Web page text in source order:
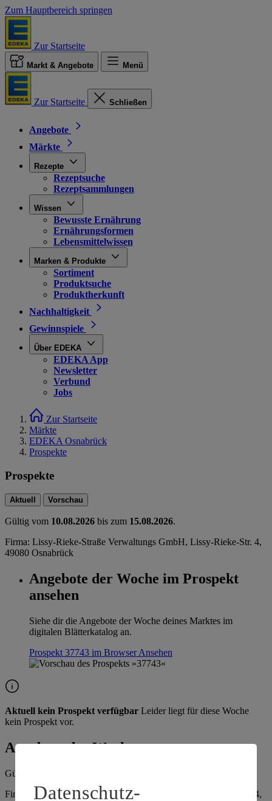
Zum Hauptbereich springen
Zur Startseite
Markt & Angebote Menü
Zur Startseite Schließen
Angebote
Märkte
Rezepte
Rezeptsuche
Rezeptsammlungen
Wissen
Bewusste Ernährung
Ernährungsformen
Lebensmittelwissen
Marken & Produkte
Sortiment
Produktsuche
Produktherkunft
Nachhaltigkeit
Gewinnspiele
Über EDEKA
EDEKA App
Newsletter
Verbund
Jobs
Zur Startseite
Märkte
EDEKA Osnabrück
Prospekte
Prospekte
Aktuell Vorschau
Gültig vom 10.08.2026 bis zum 15.08.2026.
Firma: Lissy-Rieke-Straße Verwaltungs GmbH, Lissy-Rieke-Str. 4,
49080 Osnabrück
Angebote der Woche im Prospekt
ansehen
Siehe dir die Angebote der Woche deines Marktes im
digitalen Blätterkatalog an.
Prospekt 37743 im BrowserAnsehen
Aktuell kein Prospekt verfügbar Leider liegt für diese Woche
kein Prospekt vor.
Angebote der Woche
Gültig vom
Firma: Lissy-Rieke-Straße Verwaltungs GmbH, Lissy-Rieke-Str. 4,
Datenschutz-